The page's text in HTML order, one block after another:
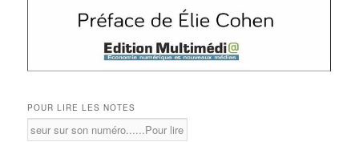
POUR LIRE LES NOTES